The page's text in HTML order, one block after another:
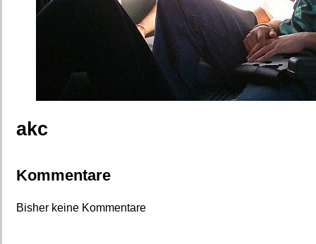
akc
Kommentare
Bisher keine Kommentare